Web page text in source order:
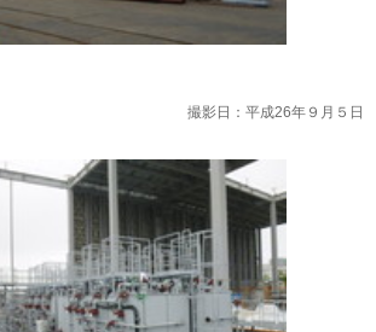
撮影日：平成26年９月５日